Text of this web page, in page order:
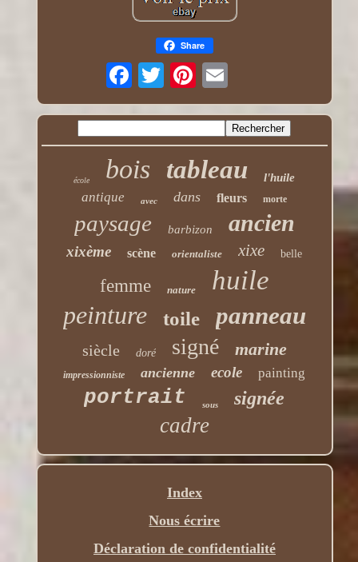
Share
école bois tableau l'huile
antique avec dans fleurs morte
paysage barbizon ancien
xixème scène orientaliste xixe belle
femme nature huile
peinture toile panneau
siècle doré signé marine
impressionniste ancienne ecole painting
portrait sous signée
cadre
Index
Nous écrire
Déclaration de confidentialité